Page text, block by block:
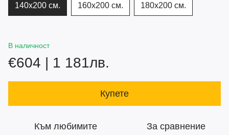
140х200 см. 160х200 см. 180х200 см.
В наличност
€604 | 1 181лв.
Купете
Към любимите За сравнение